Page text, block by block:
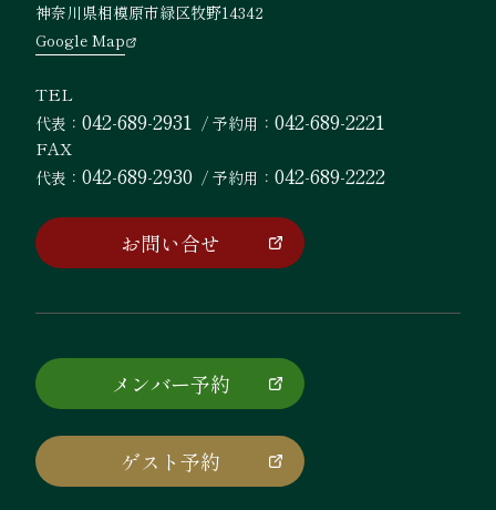
神奈川県相模原市緑区牧野14342
Google Map
TEL
代表 042-689-2931 / 予約用 042-689-2221
FAX
代表 042-689-2930 / 予約用 042-689-2222
お問い合せ
メンバー予約
ゲスト予約